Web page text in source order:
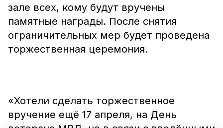
зале всех, кому будут вручены
памятные награды. После снятия
ограничительных мер будет проведена
торжественная церемония.
«Хотели сделать торжественное
вручение ещё 17 апреля, на День